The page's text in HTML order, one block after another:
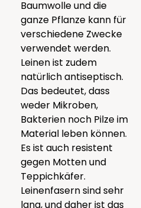
Baumwolle und die
ganze Pflanze kann für
verschiedene Zwecke
verwendet werden.
Leinen ist zudem
natürlich antiseptisch.
Das bedeutet, dass
weder Mikroben,
Bakterien noch Pilze im
Material leben können.
Es ist auch resistent
gegen Motten und
Teppichkäfer.
Leinenfasern sind sehr
lang, und daher ist das